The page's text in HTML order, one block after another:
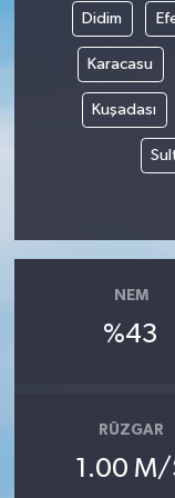
Didim
Karacasu
Kuşadası
NEM
%43
RÜZGAR
1.00 M/